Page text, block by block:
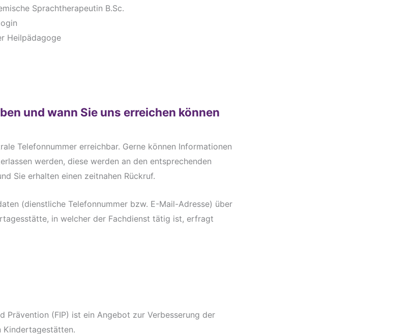
Sprachtherapeutin B.Sc.
Heilpädagoge
und wann Sie uns erreichen können
Telefonnummer erreichbar. Gerne können Informationen
werden, diese werden an den entsprechenden
Sie erhalten einen zeitnahen Rückruf.
(dienstliche Telefonnummer bzw. E-Mail-Adresse) über
in welcher der Fachdienst tätig ist, erfragt
Prävention (FIP) ist ein Angebot zur Verbesserung der
Kindertagestätten.